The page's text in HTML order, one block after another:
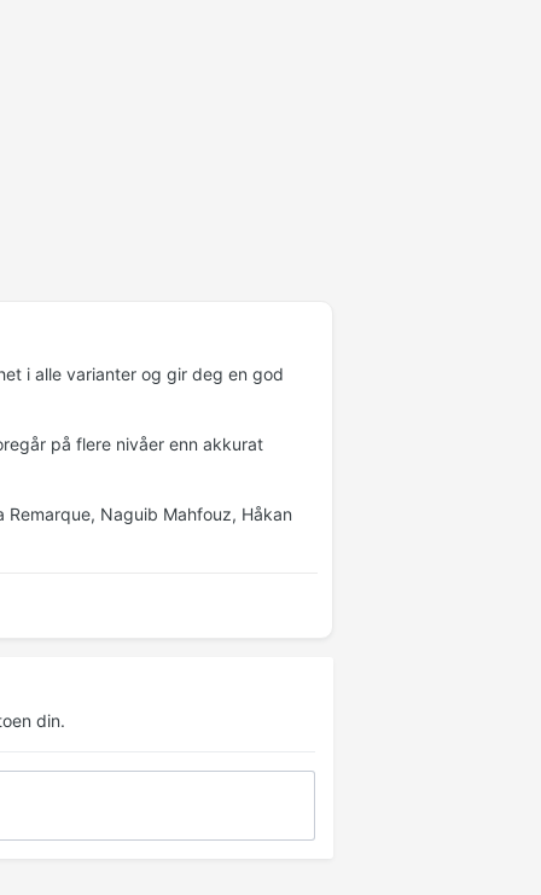
i alle varianter og gir deg en god
på flere nivåer enn akkurat
Naguib Mahfouz, Håkan
din.